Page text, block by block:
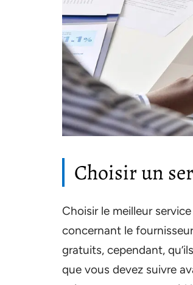
Choisir un
Choisir le meilleur
concernant le
gratuits, cependant,
que vous devez suivre